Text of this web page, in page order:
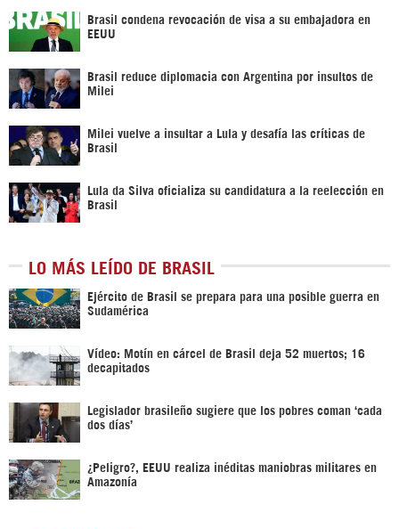
Brasil condena revocación de visa a su embajadora en
EEUU
Brasil reduce diplomacia con Argentina por insultos de
Milei
Milei vuelve a insultar a Lula y desafía las críticas de
Brasil
Lula da Silva oficializa su candidatura a la reelección en
Brasil
LO MÁS LEÍDO DE BRASIL
Ejército de Brasil se prepara para una posible guerra en
Sudamérica
Vídeo: Motín en cárcel de Brasil deja 52 muertos; 16
decapitados
Legislador brasileño sugiere que los pobres coman ‘cada
dos días’
¿Peligro?, EEUU realiza inéditas maniobras militares en
Amazonía